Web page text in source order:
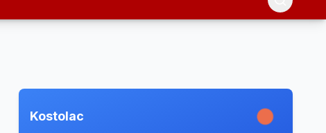
Kostolac